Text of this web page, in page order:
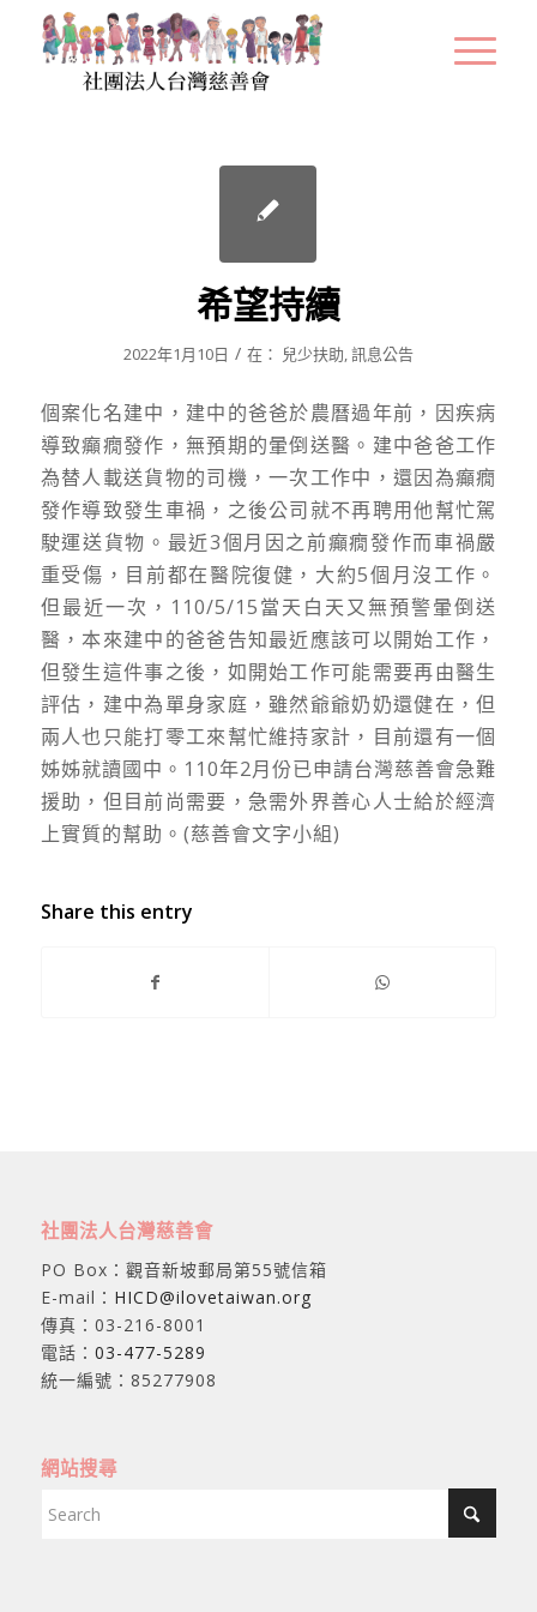
希望持續
2022年1月10日 / 在： 兒少扶助,訊息公告
個案化名建中，建中的爸爸於農曆過年前，因疾病
導致癲癇發作，無預期的暈倒送醫。建中爸爸工作
為替人載送貨物的司機，一次工作中，還因為癲癇
發作導致發生車禍，之後公司就不再聘用他幫忙駕
駛運送貨物。最近3個月因之前癲癇發作而車禍嚴
重受傷，目前都在醫院復健，大約5個月沒工作。
但最近一次，110/5/15當天白天又無預警暈倒送
醫，本來建中的爸爸告知最近應該可以開始工作，
但發生這件事之後，如開始工作可能需要再由醫生
評估，建中為單身家庭，雖然爺爺奶奶還健在，但
兩人也只能打零工來幫忙維持家計，目前還有一個
姊姊就讀國中。110年2月份已申請台灣慈善會急難
援助，但目前尚需要，急需外界善心人士給於經濟
上實質的幫助。(慈善會文字小組)
Share this entry
社團法人台灣慈善會
PO Box：觀音新坡郵局第55號信箱
E-mail： HICD@ilovetaiwan.org
傳真：03-216-8001
電話： 03-477-5289
統一編號：85277908
網站搜尋